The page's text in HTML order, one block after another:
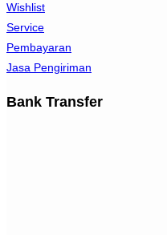
Wishlist
Service
Pembayaran
Jasa Pengiriman
Bank Transfer